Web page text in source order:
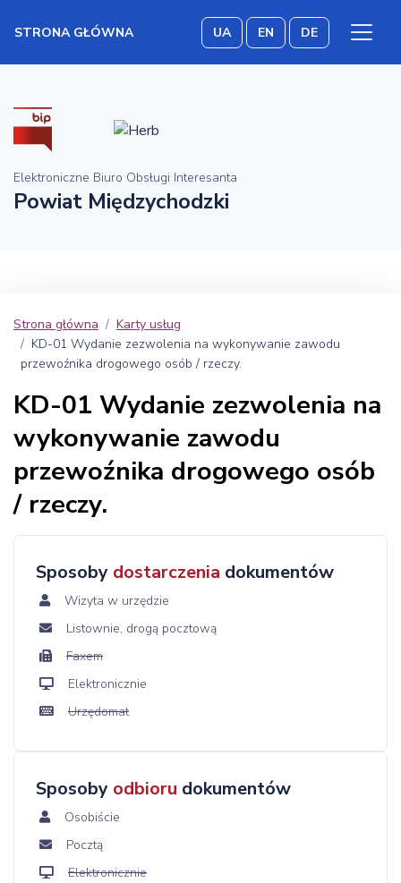
STRONA GŁÓWNA UA EN DE
Elektroniczne Biuro Obsługi Interesanta
Powiat Międzychodzki
Strona główna
Karty usług
KD-01 Wydanie zezwolenia na wykonywanie zawodu
przewoźnika drogowego osób / rzeczy.
KD-01 Wydanie zezwolenia na
wykonywanie zawodu
przewoźnika drogowego osób
/ rzeczy.
Sposoby dostarczenia dokumentów
Wizyta w urzędzie
Listownie, drogą pocztową
Faxem
Elektronicznie
Urzędomat
Sposoby odbioru dokumentów
Osobiście
Pocztą
Elektronicznie